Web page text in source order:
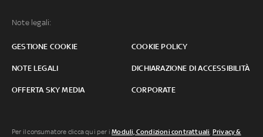
Note legali:
GESTIONE COOKIE COOKIE POLICY
NOTE LEGALI DICHIARAZIONE DI ACCESSIBILITÀ
OFFERTA SKY MEDIA CORPORATE
Per il consumatore clicca qui per iModuli, Condizioni contrattuali, Privacy &